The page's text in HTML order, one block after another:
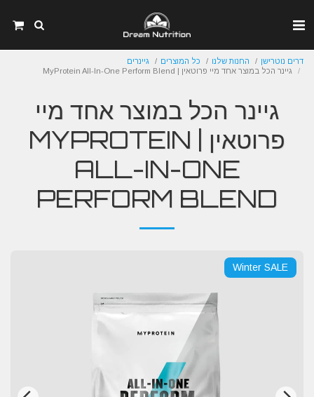
דרים נוטרישן החנות שלנו כל המוצרים
גיינרים
גיינר הכל במוצר אחד מיי פרוטאין | MyProtein All-In-One Perform Blend
גיינר הכל במוצר אחד מיי
פרוטאין | MYPROTEIN
ALL-IN-ONE
PERFORM BLEND
Winter SALE